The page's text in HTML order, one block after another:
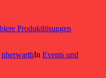
pherwarthIn Events und